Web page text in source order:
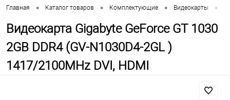
Главная • Каталог товаров • Комплектующие • Видеокарты •
Видеокарта Gigabyte GeForce GT 1030
2GB DDR4 (GV-N1030D4-2GL )
1417/2100MHz DVI, HDMI